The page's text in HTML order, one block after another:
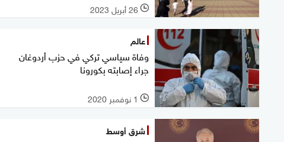
l 26 أبريل 2023
عالم
وفاة سياسي تركي في حزب أردوغان
جراء إصابته بكورونا
l 1 نوفمبر 2020
شرق أوسط